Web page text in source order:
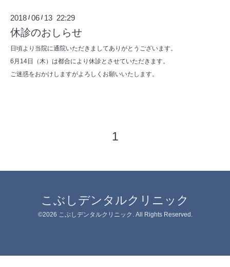
2018 /06 / 13 22:29
休診のおしらせ
日頃より当院に通院いただきましてありがとうございます。
6月14日（木）は都合により休診とさせていただきます。
ご迷惑をおかけしますがよろしくお願いいたします。
1
こぶしデンタルクリニック
©2026 こぶしデンタルクリニック . All Rights Reserved.